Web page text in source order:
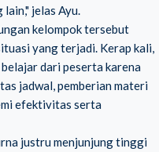
jelas Ayu.
kelompok tersebut
yang terjadi. Kerap kali,
dari peserta karena
jadwal, pemberian materi
efektivitas serta
justru menjunjung tinggi